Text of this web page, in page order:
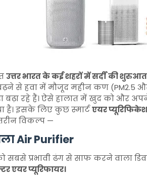
उत्तर भारत के कई शहरों में सर्दी की
बढ़ने से हवा में मौजूद महीन कण (PM2.5
बढ़ा रहे हैं। ऐसे हालात में खुद को और
है। इसके लिए कुछ स्मार्टएयर
विकल्प —
Air Purifier
सबसे प्रभावी ढंग से साफ करने वाला
एयर प्यूरिफायर।